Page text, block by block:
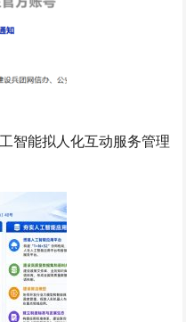
智能拟人化互动服务管理